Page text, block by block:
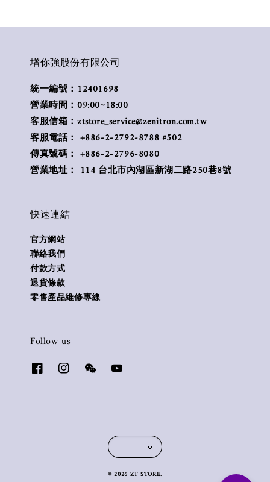
增你強股份有限公司
統一編號：12401698
營業時間：09:00~18:00
客服信箱：ztstore_service@zenitron.com.tw
客服電話： +886-2-2792-8788 #502
傳真號碼： +886-2-2796-8080
營業地址： 114 台北市內湖區新湖二路250巷8號
快速連結
官方網站
聯絡我們
付款方式
退貨條款
零售產品維修專線
Follow us
© 2026 ZT STORE.